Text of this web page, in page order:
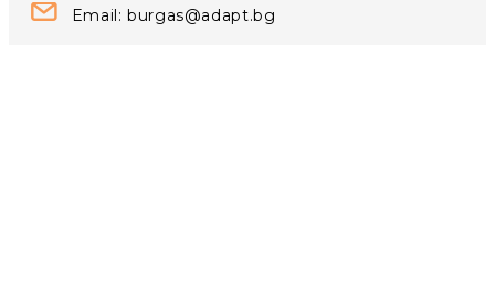
Email:burgas@adapt.bg